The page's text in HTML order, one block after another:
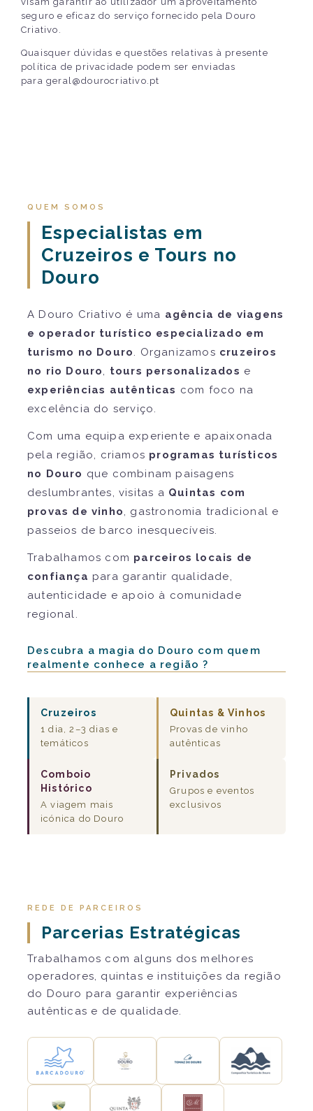
seguro e eficaz do serviço fornecido pela Douro
Criativo.
Quaisquer dúvidas e questões relativas à presente
política de privacidade podem ser enviadas
para geral@dourocriativo.pt
QUEM SOMOS
Especialistas em
Cruzeiros e Tours no
Douro
A Douro Criativo é uma agência de viagens
e operador turístico especializado em
turismo no Douro. Organizamos cruzeiros
no rio Douro, tours personalizados e
experiências autênticas com foco na
excelência do serviço.
Com uma equipa experiente e apaixonada
pela região, criamos programas turísticos
no Douro que combinam paisagens
deslumbrantes, visitas a Quintas com
provas de vinho, gastronomia tradicional e
passeios de barco inesquecíveis.
Trabalhamos com parceiros locais de
confiança para garantir qualidade,
autenticidade e apoio à comunidade
regional.
Descubra a magia do Douro com quem
realmente conhece a região ?
Cruzeiros
1 dia, 2–3 dias e
temáticos
Quintas & Vinhos
Provas de vinho
autênticas
Comboio
Histórico
A viagem mais
icónica do Douro
Privados
Grupos e eventos
exclusivos
REDE DE PARCEIROS
Parcerias Estratégicas
Trabalhamos com alguns dos melhores
operadores, quintas e instituições da região
do Douro para garantir experiências
autênticas e de qualidade.